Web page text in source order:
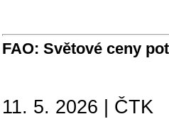
FAO: Světové ceny
11. 5. 2026 | ČTK